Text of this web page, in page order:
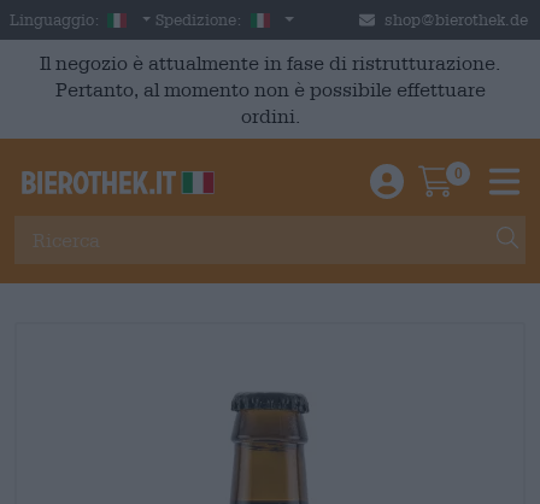
Skip to main content
Linguaggio: Italian
Spedizione: Italia shop@bierothek.de
Il negozio è attualmente in fase di ristrutturazione.
Pertanto, al momento non è possibile effettuare
ordini.
Einloggen /
0